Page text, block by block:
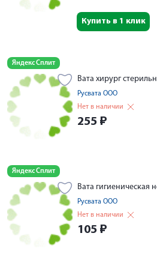
Купить в 1 клик
Яндекс Сплит
Вата хирург
Русвата ООО
Нет в наличии
255 ₽
Яндекс Сплит
Вата гигиеническая
Русвата ООО
Нет в наличии
105 ₽